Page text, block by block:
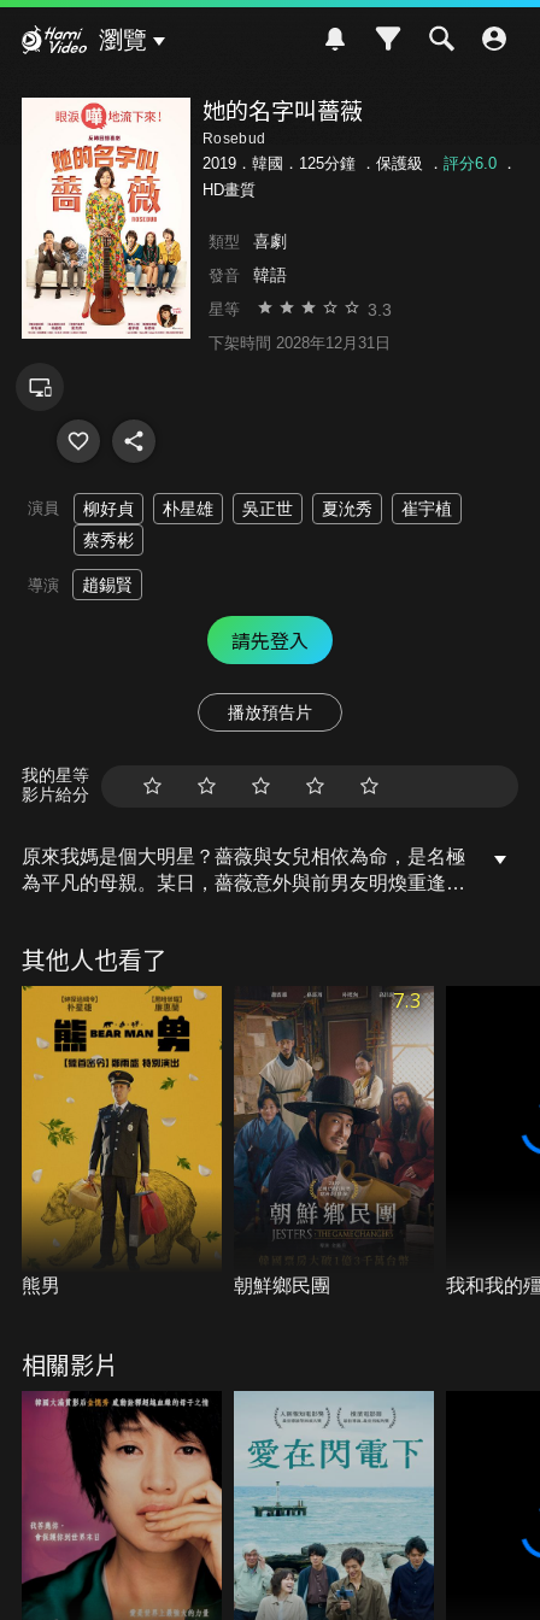
瀏覽
她的名字叫薔薇
Rosebud
2019．韓國．125分鐘 ． 保護級 ． 評分6.0．
HD畫質
類型 喜劇
發音 韓語
星等 3.3
下架時間 2028年12月31日
演員 柳好貞 朴星雄 吳正世 夏沇秀
崔宇植
蔡秀彬
導演 趙錫賢
請先登入
播放預告片
我的星等
影片給分
原來我媽是個大明星？薔薇與女兒相依為命，是名極
為平凡的母親。某日，薔薇意外與前男友明煥重逢，
秘密嗎？
其他人也看了
熊男
7.3
朝鮮鄉民團 我和我的
相關影片